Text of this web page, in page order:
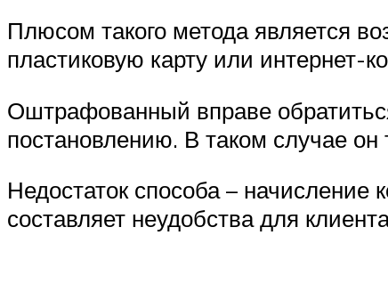
Плюсом такого метода является
пластиковую карту или интернет-
Оштрафованный вправе
постановлению. В таком случае
Недостаток способа –
составляет неудобства для